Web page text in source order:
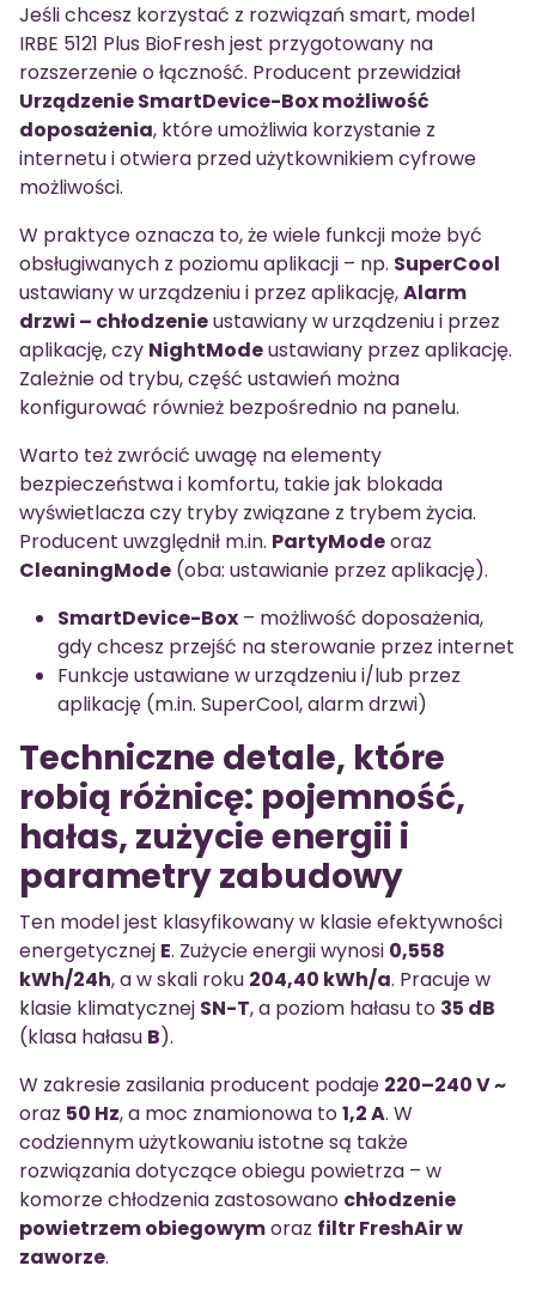
Jeśli chcesz korzystać z rozwiązań smart, model
IRBE 5121 Plus BioFresh jest przygotowany na
rozszerzenie o łączność. Producent przewidział
Urządzenie SmartDevice-Box możliwość
doposażenia, które umożliwia korzystanie z
internetu i otwiera przed użytkownikiem cyfrowe
możliwości.
W praktyce oznacza to, że wiele funkcji może być
obsługiwanych z poziomu aplikacji – np. SuperCool
ustawiany w urządzeniu i przez aplikację,Alarm
drzwi – chłodzenieustawiany w urządzeniu i przez
aplikację, czy NightModeustawiany przez aplikację.
Zależnie od trybu, część ustawień można
konfigurować również bezpośrednio na panelu.
Warto też zwrócić uwagę na elementy
bezpieczeństwa i komfortu, takie jak blokada
wyświetlacza czy tryby związane z trybem życia.
Producent uwzględnił m.in. PartyModeoraz
CleaningMode (oba: ustawianie przez aplikację).
SmartDevice-Box – możliwość doposażenia,
gdy chcesz przejść na sterowanie przez internet
Funkcje ustawiane w urządzeniu i/lub przez
aplikację (m.in. SuperCool, alarm drzwi)
Techniczne detale, które
robią różnicę: pojemność,
hałas, zużycie energii i
parametry zabudowy
Ten model jest klasyfikowany w klasie efektywności
energetycznej E. Zużycie energii wynosi 0,558
kWh/24h, a w skali roku 204,40 kWh/a. Pracuje w
klasie klimatycznej SN-T, a poziom hałasu to 35 dB
(klasa hałasu B).
W zakresie zasilania producent podaje 220–240 V ~
oraz 50 Hz, a moc znamionowa to1,2 A. W
codziennym użytkowaniu istotne są także
rozwiązania dotyczące obiegu powietrza – w
komorze chłodzenia zastosowano chłodzenie
powietrzem obiegowymoraz filtr FreshAir w
zaworze.